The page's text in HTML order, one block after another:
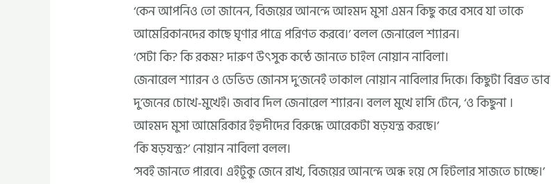
‘কেন আপনিও তো জানেন, বিজয়ের আনন্দে আহমদ মুসা এমন কিছু করে বসবে যা তাকে
আমেরিকানদের কাছে ঘৃণার পাত্রে পরিণত করবে।’ বলল জেনারেল শ্যারন।
‘সেটা কি? কি রকম? দারুণ উৎসুক কন্ঠে জানতে চাইল নোয়ান নাবিলা।
জেনারেল শ্যারন ও ডেভিড জোনস দু’জনেই তাকাল নোয়ান নাবিলার দিকে। কিছুটা বিব্রত ভাব
দু’জনের চোখে-মুখেই। জবাব দিল জেনারেল শ্যারন। বলল মুখে হাসি টেনে, ‘ও কিছুনা ।
আহমদ মুসা আমেরিকার ইহুদীদের বিরুদ্ধে আরেকটা ষড়যন্ত্র করছে।’
‘কি ষড়যন্ত্র?’ নোয়ান নাবিলা বলল।
‘সবই জানতে পারবে। এইটুকু জেনে রাখ, বিজয়ের আনন্দে অন্ধ হয়ে সে হিটলার সাজতে চাচ্ছে।’